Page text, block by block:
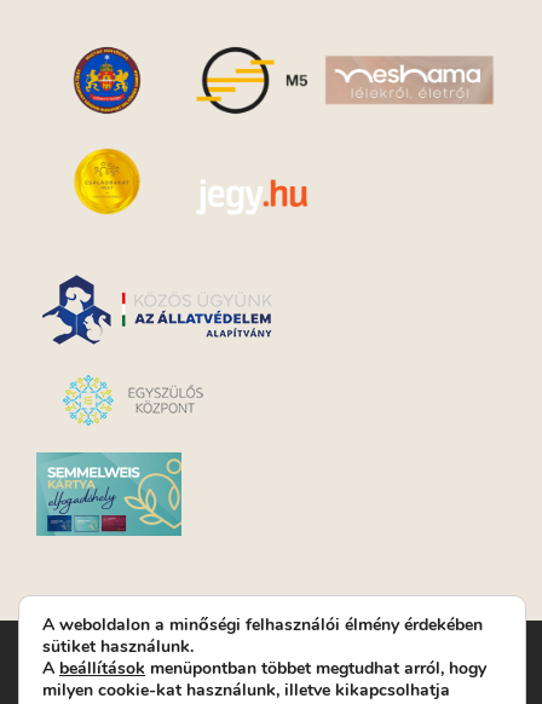
Turay Ida Színház Közhasznú Nonprofit Kft. | Működési
helyszín: Turay Ida Színház 1089 Budapest, Kálvária tér 6. |
A weboldalon a minőségi felhasználói élmény érdekében
sütiket használunk.
A beállítások menüpontban többet megtudhat arról, hogy
milyen cookie-kat használunk, illetve kikapcsolhatja